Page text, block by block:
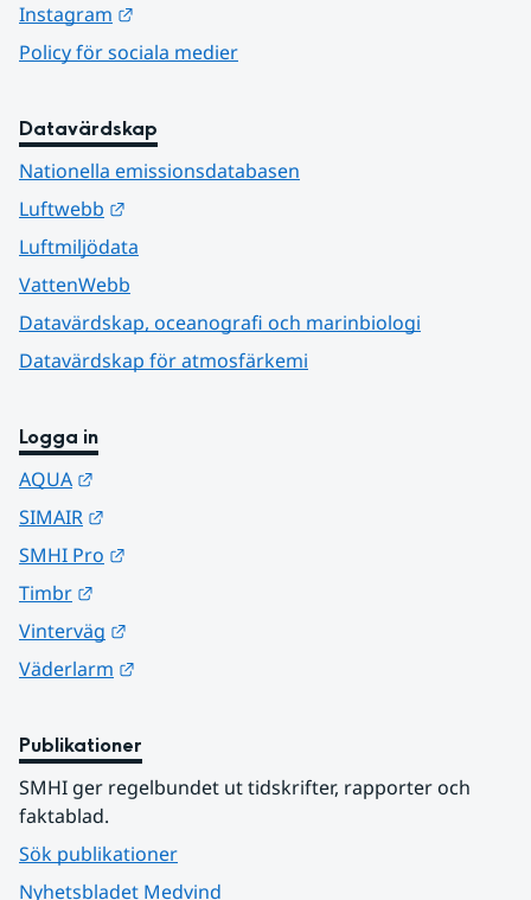
Instagram
Policy för sociala medier
Datavärdskap
Nationella emissionsdatabasen
Luftwebb
Luftmiljödata
VattenWebb
Datavärdskap, oceanografi och marinbiologi
Datavärdskap för atmosfärkemi
Logga in
AQUA
SIMAIR
SMHI Pro
Timbr
Vinterväg
Väderlarm
Publikationer
SMHI ger regelbundet ut tidskrifter, rapporter och
faktablad.
Sök publikationer
Nyhetsbladet Medvind